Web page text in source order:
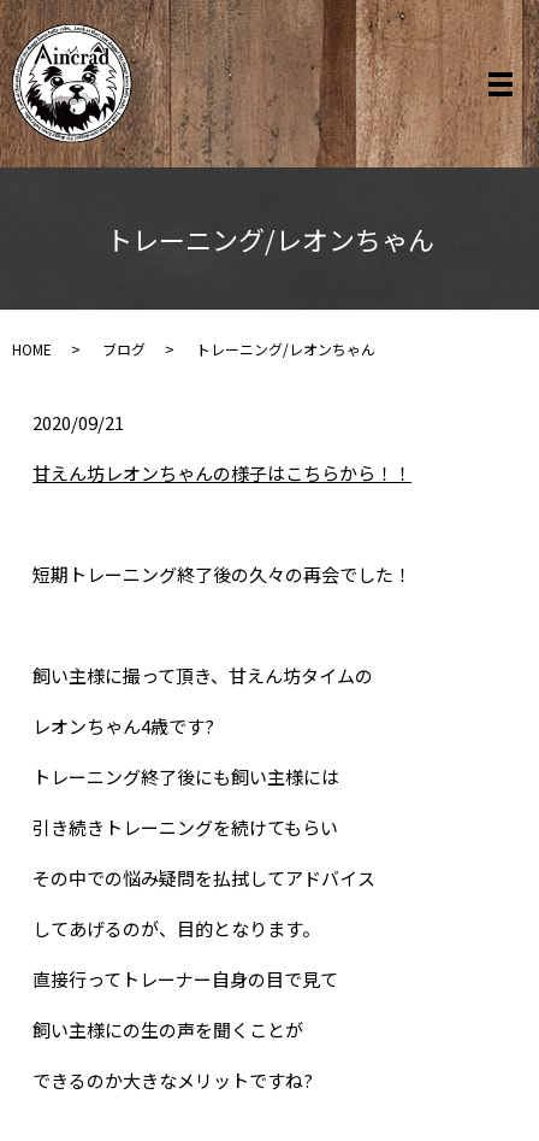
トレーニング/レオンちゃん
HOME ブログ トレーニング/レオンちゃん
2020/09/21
甘えん坊レオンちゃんの様子はこちらから！！
短期トレーニング終了後の久々の再会でした！
飼い主様に撮って頂き、甘えん坊タイムの
レオンちゃん4歳です?
トレーニング終了後にも飼い主様には
引き続きトレーニングを続けてもらい
その中での悩み疑問を払拭してアドバイス
してあげるのが、目的となります。
直接行ってトレーナー自身の目で見て
飼い主様にの生の声を聞くことが
できるのか大きなメリットですね?